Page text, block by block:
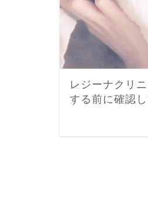
レジーナクリ
する前に確認